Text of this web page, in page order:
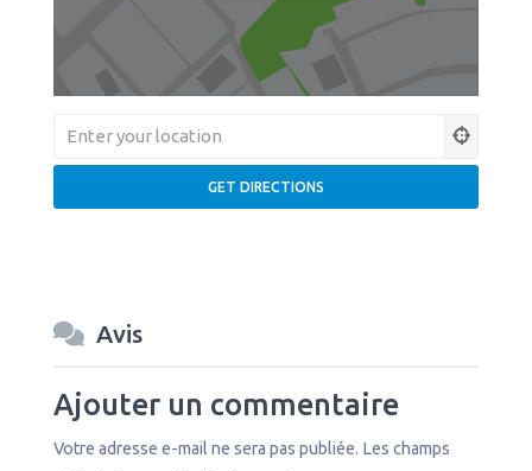
Avis
Ajouter un commentaire
Votre adresse e-mail ne sera pas publiée. Les champs